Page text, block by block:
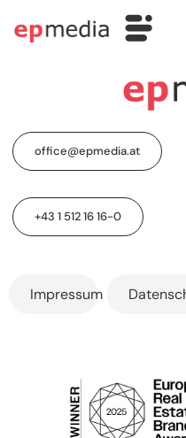
office@epmedia.at
+43 1 512 16 16-0
Impressum